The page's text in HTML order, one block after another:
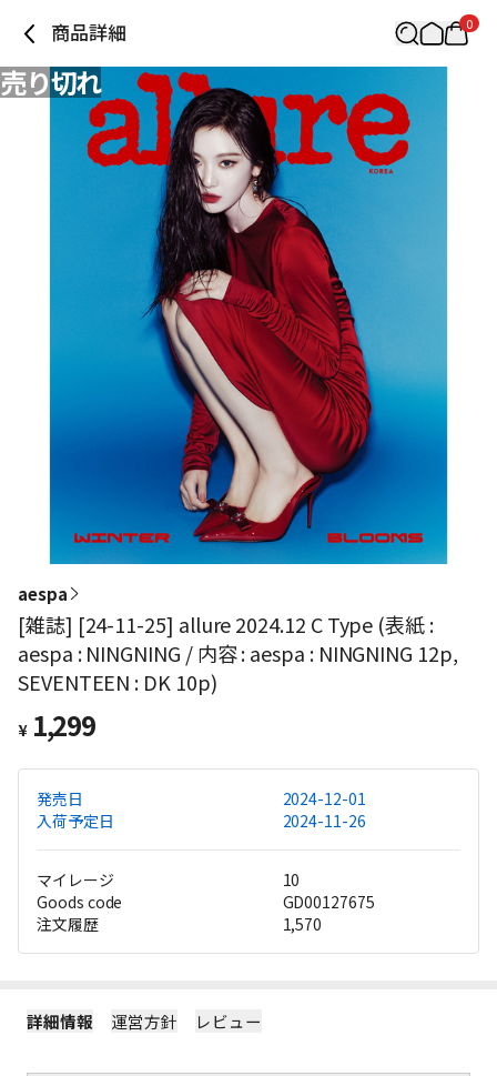
商品詳細 0
売り切れ
aespa
[雑誌] [24-11-25] allure 2024.12 C Type (表紙 :
aespa : NINGNING / 内容 : aespa : NINGNING 12p,
SEVENTEEN : DK 10p)
¥ 1,299
発売日
2024-12-01
入荷予定日
2024-11-26
マイレージ
10
Goods code
GD00127675
注文履歴
1,570
詳細情報 運営方針 レビュー